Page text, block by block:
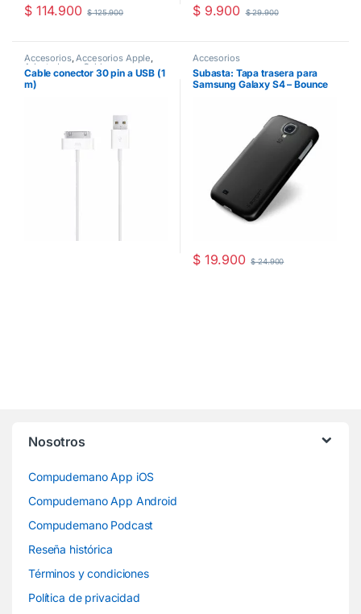
$114.900 $125.900 $9.900 $29.900
Accesorios,Accesorios Apple,
Adaptadores Cables
Cable conector 30 pin a USB (1
m)
Accesorios
Subasta: Tapa trasera para
Samsung Galaxy S4 – Bounce
$19.900 $24.900
Nosotros
Compudemano App iOS
Compudemano App Android
Compudemano Podcast
Reseña histórica
Términos y condiciones
Política de privacidad